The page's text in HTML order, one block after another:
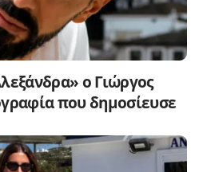
ο Γιώργος
που δημοσίευσε